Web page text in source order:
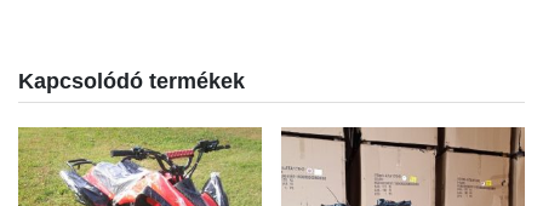
Kapcsolódó termékek